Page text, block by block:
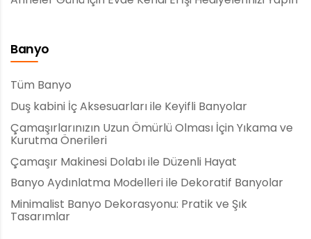
Banyo
Tüm Banyo
Duş kabini İç Aksesuarları ile Keyifli Banyolar
Çamaşırlarınızın Uzun Ömürlü Olması İçin Yıkama ve
Kurutma Önerileri
Çamaşır Makinesi Dolabı ile Düzenli Hayat
Banyo Aydınlatma Modelleri ile Dekoratif Banyolar
Minimalist Banyo Dekorasyonu: Pratik ve Şık
Tasarımlar